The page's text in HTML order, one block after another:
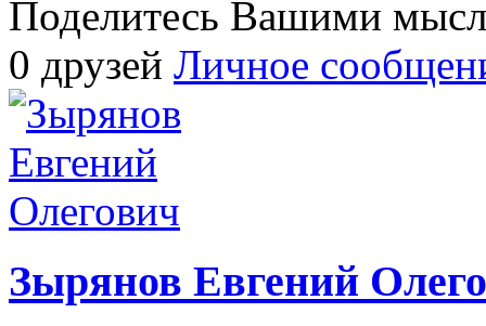
Поделитесь Вашими
0 друзей Личное
Зырянов Евгений